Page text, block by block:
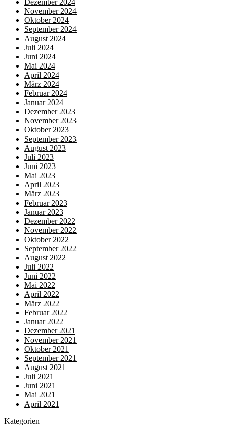
Dezember 2024
November 2024
Oktober 2024
September 2024
August 2024
Juli 2024
Juni 2024
Mai 2024
April 2024
März 2024
Februar 2024
Januar 2024
Dezember 2023
November 2023
Oktober 2023
September 2023
August 2023
Juli 2023
Juni 2023
Mai 2023
April 2023
März 2023
Februar 2023
Januar 2023
Dezember 2022
November 2022
Oktober 2022
September 2022
August 2022
Juli 2022
Juni 2022
Mai 2022
April 2022
März 2022
Februar 2022
Januar 2022
Dezember 2021
November 2021
Oktober 2021
September 2021
August 2021
Juli 2021
Juni 2021
Mai 2021
April 2021
Kategorien